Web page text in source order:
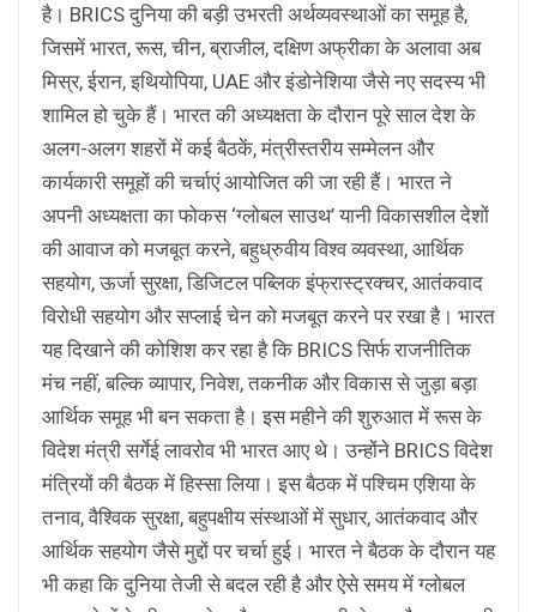
है। BRICS दुनिया की बड़ी उभरती अर्थव्यवस्थाओं का समूह है,
जिसमें भारत, रूस, चीन, ब्राजील, दक्षिण अफ्रीका के अलावा अब
मिस्र, ईरान, इथियोपिया, UAE और इंडोनेशिया जैसे नए सदस्य भी
शामिल हो चुके हैं। भारत की अध्यक्षता के दौरान पूरे साल देश के
अलग-अलग शहरों में कई बैठकें, मंत्रीस्तरीय सम्मेलन और
कार्यकारी समूहों की चर्चाएं आयोजित की जा रही हैं। भारत ने
अपनी अध्यक्षता का फोकस ‘ग्लोबल साउथ’ यानी विकासशील देशों
की आवाज को मजबूत करने, बहुध्रुवीय विश्व व्यवस्था, आर्थिक
सहयोग, ऊर्जा सुरक्षा, डिजिटल पब्लिक इंफ्रास्ट्रक्चर, आतंकवाद
विरोधी सहयोग और सप्लाई चेन को मजबूत करने पर रखा है। भारत
यह दिखाने की कोशिश कर रहा है कि BRICS सिर्फ राजनीतिक
मंच नहीं, बल्कि व्यापार, निवेश, तकनीक और विकास से जुड़ा बड़ा
आर्थिक समूह भी बन सकता है। इस महीने की शुरुआत में रूस के
विदेश मंत्री सर्गेई लावरोव भी भारत आए थे। उन्होंने BRICS विदेश
मंत्रियों की बैठक में हिस्सा लिया। इस बैठक में पश्चिम एशिया के
तनाव, वैश्विक सुरक्षा, बहुपक्षीय संस्थाओं में सुधार, आतंकवाद और
आर्थिक सहयोग जैसे मुद्दों पर चर्चा हुई। भारत ने बैठक के दौरान यह
भी कहा कि दुनिया तेजी से बदल रही है और ऐसे समय में ग्लोबल